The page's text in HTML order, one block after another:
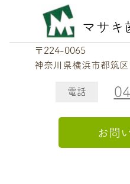
マサキ
〒224-0065
神奈川県横浜市都筑
電話
お問